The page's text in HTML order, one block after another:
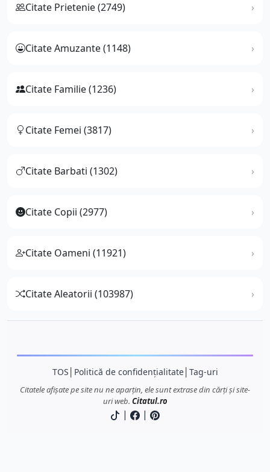
Citate Prietenie (2749)
Citate Amuzante (1148)
Citate Familie (1236)
Citate Femei (3817)
Citate Barbati (1302)
Citate Copii (2977)
Citate Oameni (11921)
Citate Aleatorii (103987)
TOS Politică de confidențialitate│ Tag-uri
Citatele afișate pe site nu ne aparțin, ele sunt extrase din cărți și site-
uri web. Citatul.ro
| |